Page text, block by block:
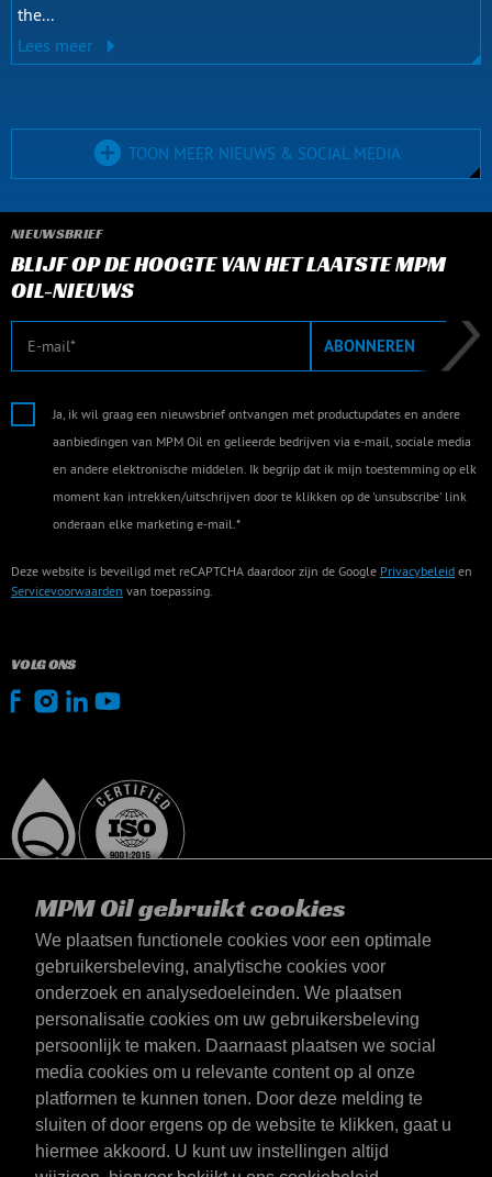
MPM Oil gebruikt cookies
We plaatsen functionele cookies voor een optimale
gebruikersbeleving, analytische cookies voor
onderzoek en analysedoeleinden. We plaatsen
personalisatie cookies om uw gebruikersbeleving
persoonlijk te maken. Daarnaast plaatsen we social
media cookies om u relevante content op al onze
platformen te kunnen tonen. Door deze melding te
sluiten of door ergens op de website te klikken, gaat u
hiermee akkoord. U kunt uw instellingen altijd
the...
Lees meer
TOON MEER NIEUWS & SOCIAL MEDIA
NIEUWSBRIEF
BLIJF OP DE HOOGTE VAN HET LAATSTE MPM
OIL-NIEUWS
ABONNEREN
Ja, ik wil graag een nieuwsbrief ontvangen met productupdates en andere
aanbiedingen van MPM Oil en gelieerde bedrijven via e-mail, sociale media
en andere elektronische middelen. Ik begrijp dat ik mijn toestemming op elk
moment kan intrekken/uitschrijven door te klikken op de 'unsubscribe' link
onderaan elke marketing e-mail.*
Deze website is beveiligd met reCAPTCHA daardoor zijn de Google Privacybeleid en
Servicevoorwaarden van toepassing.
VOLG ONS
België
Contact
Algemene voorwaarden
Leveringsvoorwaarden
Privacyverklaring